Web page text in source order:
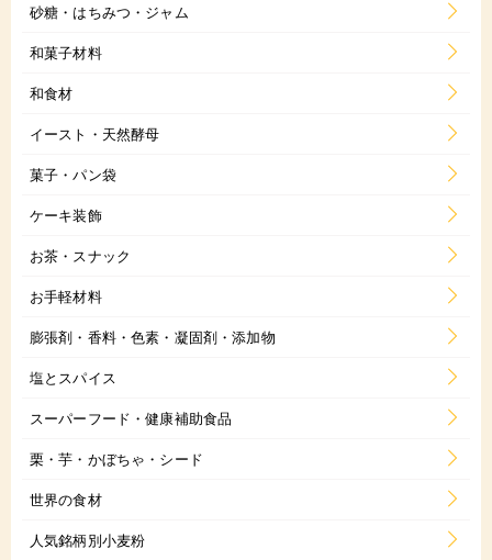
砂糖・はちみつ・ジャム
和菓子材料
和食材
イースト・天然酵母
菓子・パン袋
ケーキ装飾
お茶・スナック
お手軽材料
膨張剤・香料・色素・凝固剤・添加物
塩とスパイス
スーパーフード・健康補助食品
栗・芋・かぼちゃ・シード
世界の食材
人気銘柄別小麦粉